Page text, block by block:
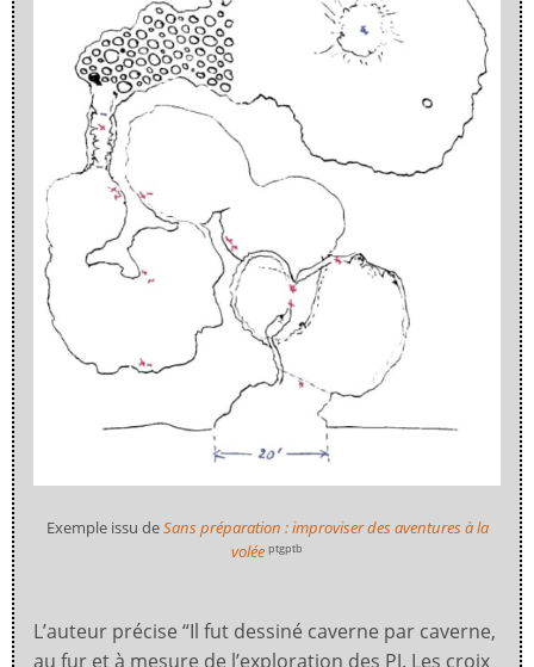
Exemple issu deSans préparation : improviser des aventures à la
volée ptgptb
L’auteur précise “Il fut dessiné caverne par caverne,
au fur et à mesure de l’exploration des PJ. Les croix